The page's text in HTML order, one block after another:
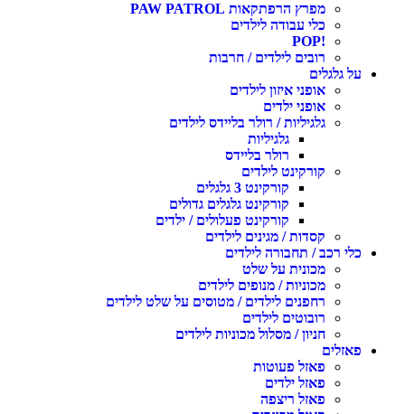
מפרץ הרפתקאות PAW PATROL
כלי עבודה לילדים
!POP
רובים לילדים / חרבות
על גלגלים
אופני איזון לילדים
אופני ילדים
גלגיליות / רולר בליידס לילדים
גלגיליות
רולר בליידס
קורקינט לילדים
קורקינט 3 גלגלים
קורקינט גלגלים גדולים
קורקינט פעלולים / ילדים
קסדות / מגינים לילדים
כלי רכב / תחבורה לילדים
מכונית על שלט
מכוניות / מנופים לילדים
רחפנים לילדים / מטוסים על שלט לילדים
רובוטים לילדים
חניון / מסלול מכוניות לילדים
פאזלים
פאזל פעוטות
פאזל ילדים
פאזל ריצפה